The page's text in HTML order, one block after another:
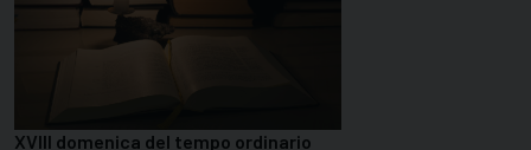
XVIII domenica del tempo ordinario